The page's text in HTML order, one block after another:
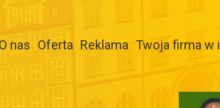
O nas Oferta Reklama Twoja firma w